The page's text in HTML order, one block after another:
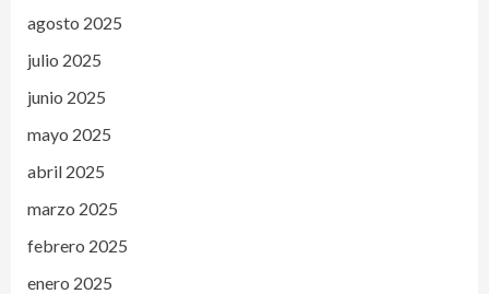
agosto 2025
julio 2025
junio 2025
mayo 2025
abril 2025
marzo 2025
febrero 2025
enero 2025